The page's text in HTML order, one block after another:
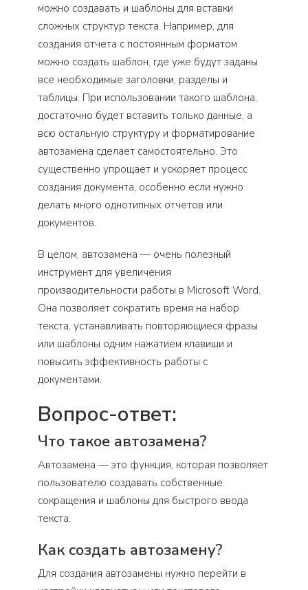
можно создавать и шаблоны для вставки
сложных структур текста. Например, для
создания отчета с постоянным форматом
можно создать шаблон, где уже будут заданы
все необходимые заголовки, разделы и
таблицы. При использовании такого шаблона,
достаточно будет вставить только данные, а
всю остальную структуру и форматирование
автозамена сделает самостоятельно. Это
существенно упрощает и ускоряет процесс
создания документа, особенно если нужно
делать много однотипных отчетов или
документов.
В целом, автозамена — очень полезный
инструмент для увеличения
производительности работы в Microsoft Word.
Она позволяет сократить время на набор
текста, устанавливать повторяющиеся фразы
или шаблоны одним нажатием клавиши и
повысить эффективность работы с
документами.
Вопрос-ответ:
Что такое автозамена?
Автозамена — это функция, которая позволяет
пользователю создавать собственные
сокращения и шаблоны для быстрого ввода
текста.
Как создать автозамену?
Для создания автозамены нужно перейти в